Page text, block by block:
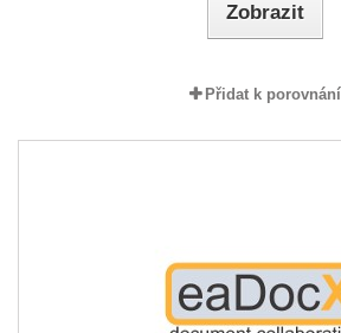
Zobrazit
Přidat k porovnání